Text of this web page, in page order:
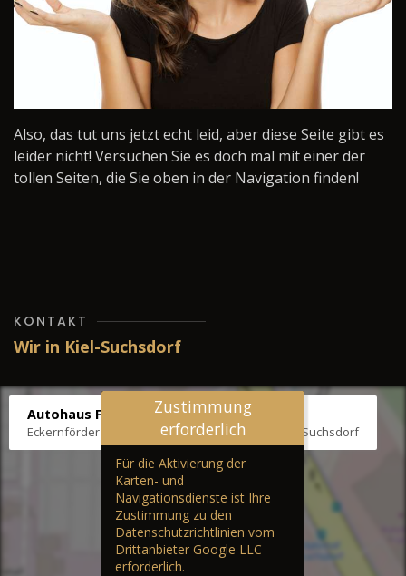
Also, das tut uns jetzt echt leid, aber diese Seite gibt es
leider nicht! Versuchen Sie es doch mal mit einer der
tollen Seiten, die Sie oben in der Navigation finden!
KONTAKT
Wir in Kiel-Suchsdorf
Autohaus Fräter
Eckernförder Str. /Klausbrooker Weg 1, 24107 Kiel-Suchsdorf
Zustimmung
erforderlich
Für die Aktivierung der
Karten- und
Navigationsdienste ist Ihre
Zustimmung zu den
Datenschutzrichtlinien vom
Drittanbieter Google LLC
erforderlich.